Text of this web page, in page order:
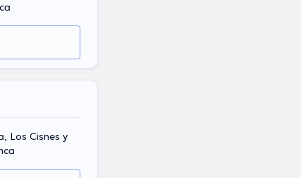
Los Cisnes y